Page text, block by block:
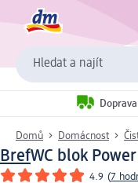
Hledat a najít
Domů Domácnost
BrefWC blok
4.9 (7